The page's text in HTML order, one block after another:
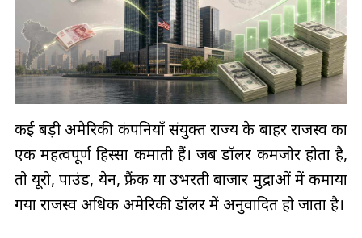
कई बड़ी अमेरिकी कंपनियाँ संयुक्त राज्य के बाहर राजस्व का
एक महत्वपूर्ण हिस्सा कमाती हैं। जब डॉलर कमजोर होता है,
तो यूरो, पाउंड, येन, फ्रैंक या उभरती बाजार मुद्राओं में कमाया
गया राजस्व अधिक अमेरिकी डॉलर में अनुवादित हो जाता है।